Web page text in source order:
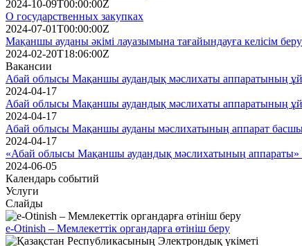
2024-10-09T00:00:00Z
О государственных закупках
2024-07-01T00:00:00Z
Мақаншы ауданы әкімі лауазымына тағайындауға келісім
2024-02-20T18:06:00Z
Вакансии
Абай облысы Мақаншы аудандық мәслихаты аппаратының
2024-04-17
Абай облысы Мақаншы аудандық мәслихаты аппаратының
2024-04-17
Абай облысы Мақаншы ауданы мәслихатының аппарат
2024-04-17
«Абай облысы Мақаншы аудандық мәслихатының
2024-06-05
Календарь событий
Услуги
Слайды
e-Otinish – Мемлекеттік органдарға өтініш беру